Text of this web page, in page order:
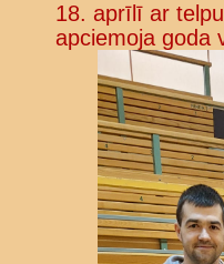
18. aprīlī ar
apciemoja goda